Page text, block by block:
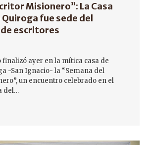
Misionero”: La Casa
fue sede del
escritores
finalizó ayer en la mítica casa de
-San Ignacio- la “Semana del
un encuentro celebrado en el
del…